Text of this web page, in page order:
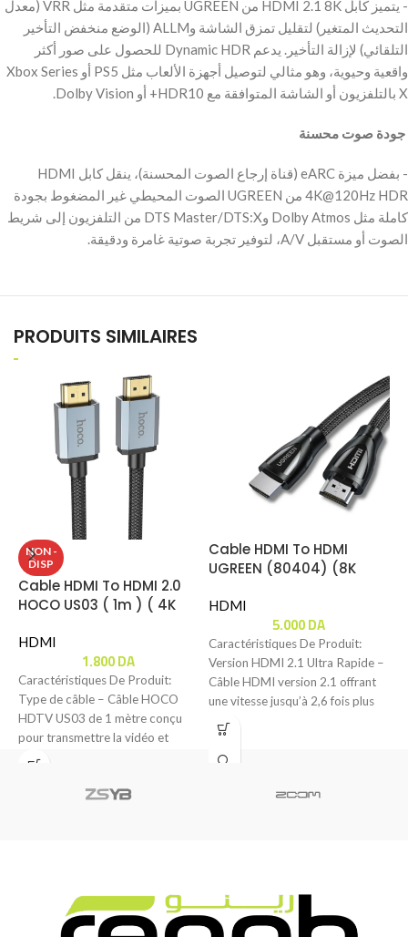
‫- يتميز كابل HDMI 2.1 8K من UGREEN بميزات متقدمة مثل VRR (معدل
التحديث المتغير) لتقليل تمزق الشاشة وALLM (الوضع منخفض التأخير
التلقائي) لإزالة التأخير. يدعم Dynamic HDR للحصول على صور أكثر
واقعية وحيوية، وهو مثالي لتوصيل أجهزة الألعاب مثل PS5 أو Xbox Series
X بالتلفزيون أو الشاشة المتوافقة مع HDR10+ أو Dolby Vision.
‫ جودة صوت محسنة
‫- بفضل ميزة eARC (قناة إرجاع الصوت المحسنة)، ينقل كابل HDMI
4K@120Hz HDR من UGREEN الصوت المحيطي غير المضغوط بجودة
كاملة مثل Dolby Atmos وDTS Master/DTS:X من التلفزيون إلى شريط
الصوت أو مستقبل A/V، لتوفير تجربة صوتية غامرة ودقيقة.
PRODUITS SIMILAIRES
NON -
DISP
Cable HDMI To HDMI 2.0
HOCO US03 ( 1m ) ( 4K
HDMI
1.800DA
Caractéristiques De Produit:
Type de câble – Câble HOCO
HDTV US03 de 1 mètre conçu
pour transmettre la vidéo et
Cable HDMI To HDMI
UGREEN (80404) (8K
HDMI
5.000DA
Caractéristiques De Produit:
Version HDMI 2.1 Ultra Rapide –
Câble HDMI version 2.1 offrant
une vitesse jusqu’à 2,6 fois plus